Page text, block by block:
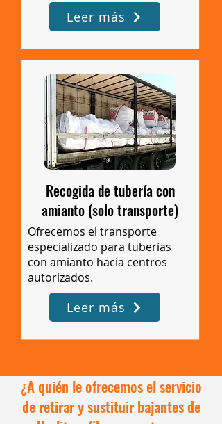
Leer más
Recogida de tubería con
amianto (solo transporte)
Ofrecemos el transporte
especializado para tuberías
con amianto hacia centros
autorizados.
Leer más
¿A quién le ofrecemos el servicio
de retirar y sustituir bajantes de